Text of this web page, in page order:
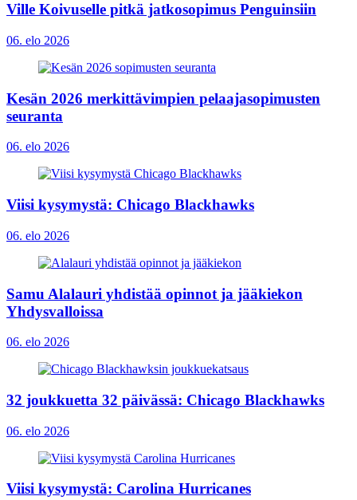
Ville Koivuselle pitkä jatkosopimus Penguinsiin
06. elo 2026
Kesän 2026 merkittävimpien pelaajasopimusten
seuranta
06. elo 2026
Viisi kysymystä: Chicago Blackhawks
06. elo 2026
Samu Alalauri yhdistää opinnot ja jääkiekon
Yhdysvalloissa
06. elo 2026
32 joukkuetta 32 päivässä: Chicago Blackhawks
06. elo 2026
Viisi kysymystä: Carolina Hurricanes